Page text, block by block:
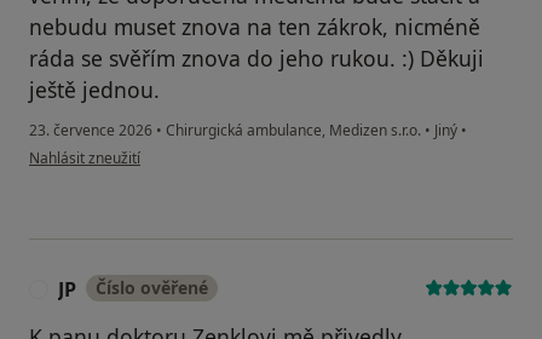
nebudu muset znova na ten zákrok, nicméně
ráda se svěřím znova do jeho rukou. :) Děkuji
ještě jednou.
23. července 2026 • Chirurgická ambulance, Medizen s.r.o. • Jiný •
podle názoru uživatele N.Š.
Nahlásit zneužití
JP Číslo ověřené